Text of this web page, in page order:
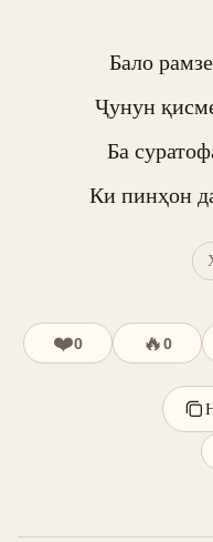
Бало
Ҷунун
Ба
Ки пинҳон
❤️0 🔥0